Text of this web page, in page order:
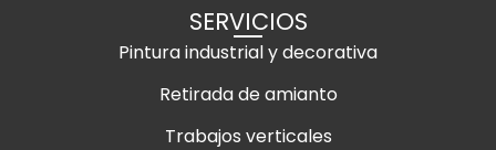
SERVICIOS
Pintura industrial y decorativa
Retirada de amianto
Trabajos verticales